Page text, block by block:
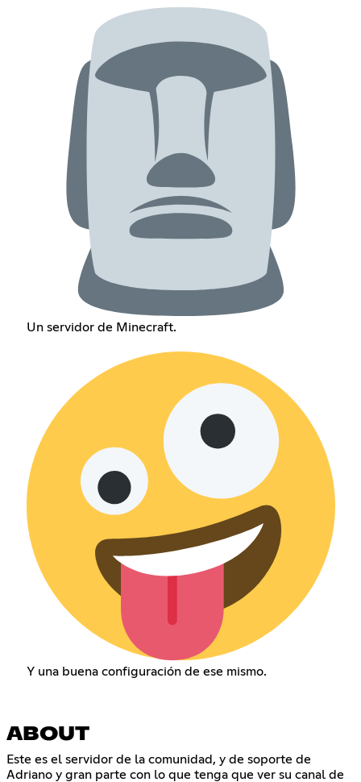
Un servidor de Minecraft.
Y una buena configuración de ese mismo.
ABOUT
Este es el servidor de la comunidad, y de soporte de
Adriano y gran parte con lo que tenga que ver su canal de